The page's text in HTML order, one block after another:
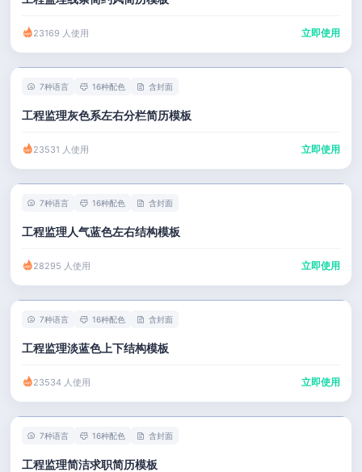
23169 人使用 立即使用
7种语言 16种配色 含封面
工程监理灰色系左右分栏简历模板
23531 人使用 立即使用
7种语言 16种配色 含封面
工程监理人气蓝色左右结构模板
28295 人使用 立即使用
7种语言 16种配色 含封面
工程监理淡蓝色上下结构模板
23534 人使用 立即使用
7种语言 16种配色 含封面
工程监理简洁求职简历模板